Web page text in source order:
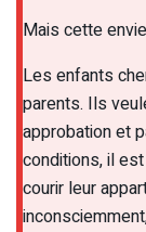
Mais cette
Les enfants
parents. Ils
approbation et
conditions, il
courir leur